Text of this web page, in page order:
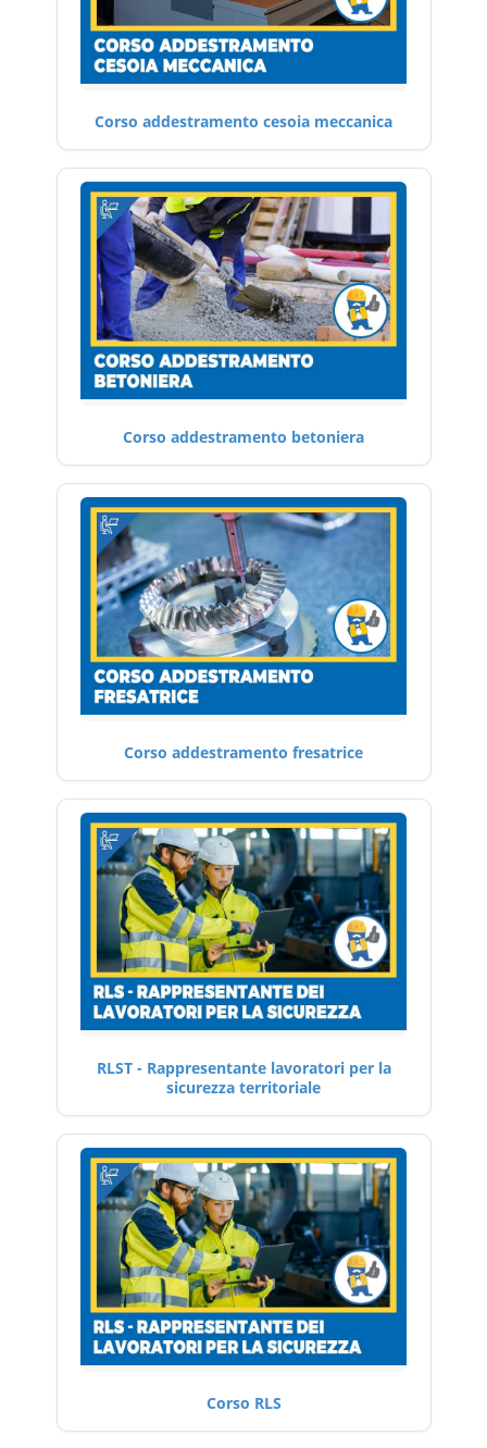
Corso addestramento cesoia meccanica
Corso addestramento betoniera
Corso addestramento fresatrice
RLST - Rappresentante lavoratori per la
sicurezza territoriale
Corso RLS